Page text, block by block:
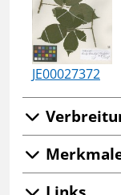
JE00027372